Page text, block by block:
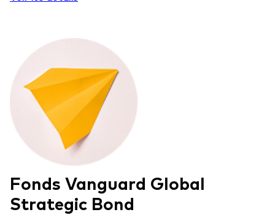
Fonds Vanguard Global
Strategic Bond